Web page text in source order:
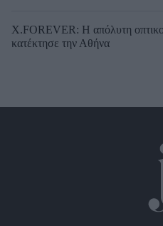
X.FOREVER: Η απόλυτη
κατέκτησε την Αθήνα